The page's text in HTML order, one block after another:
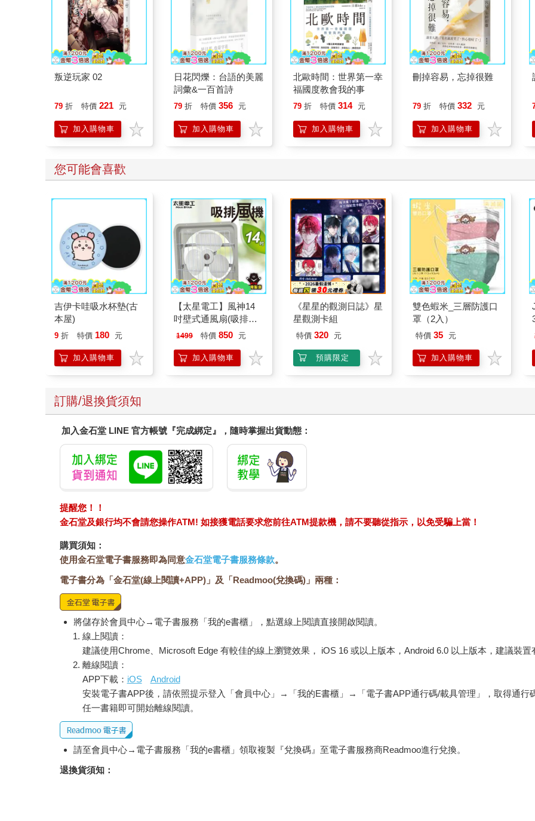
叛逆玩家 02
79 折 特價 221 元
加入購物車
日花閃爍：台語的美麗
詞彙&一百首詩
79 折 特價 356 元
加入購物車
北歐時間：世界第一幸
福國度教會我的事
79 折 特價 314 元
加入購物車
刪掉容易，忘掉很難
79 折 特價 332 元
加入購物車
您可能會喜歡
吉伊卡哇吸水杯墊(古
本屋)
9 折 特價 180 元
加入購物車
【太星電工】風神14
吋壁式通風扇(吸排風
機)
1499 特價 850 元
加入購物車
《星星的觀測日誌》星
星觀測卡組
特價 320 元
預購限定
雙色蝦米_三層防護口
罩（2入）
特價 35 元
加入購物車
訂購/退換貨須知
加入金石堂 LINE 官方帳號『完成綁定』，隨時掌握出貨動態：
提醒您！！
金石堂及銀行均不會請您操作ATM! 如接獲電話要求您前往ATM提款機，請不要聽從指示，以免受騙上當！
購買須知：
使用金石堂電子書服務即為同意金石堂電子書服務條款。
電子書分為「金石堂(線上閱讀+APP)」及「Readmoo(兌換碼)」兩種：
將儲存於會員中心→電子書服務「我的e書櫃」，點選線上閱讀直接開啟閱讀。
線上閱讀：
建議使用Chrome、Microsoft Edge 有較佳的線上瀏覽效果， iOS 16 或以上版本，Android 6.0 以上版本，建議裝
離線閱讀：
APP下載： iOS
Android
安裝電子書APP後，請依照提示登入「會員中心」→「我的E書櫃」→「電子書APP通行碼/載具管理」，取得通行
任一書籍即可開始離線閱讀。
請至會員中心→電子書服務「我的e書櫃」領取複製『兌換碼』至電子書服務商Readmoo進行兌換。
退換貨須知：